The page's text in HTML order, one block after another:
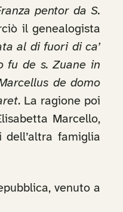
pentor da S.
il genealogista
al di fuori di ca’
fu de s. Zuane in
de domo
. La ragione poi
Marcello,
dell’altra famiglia
venuto a